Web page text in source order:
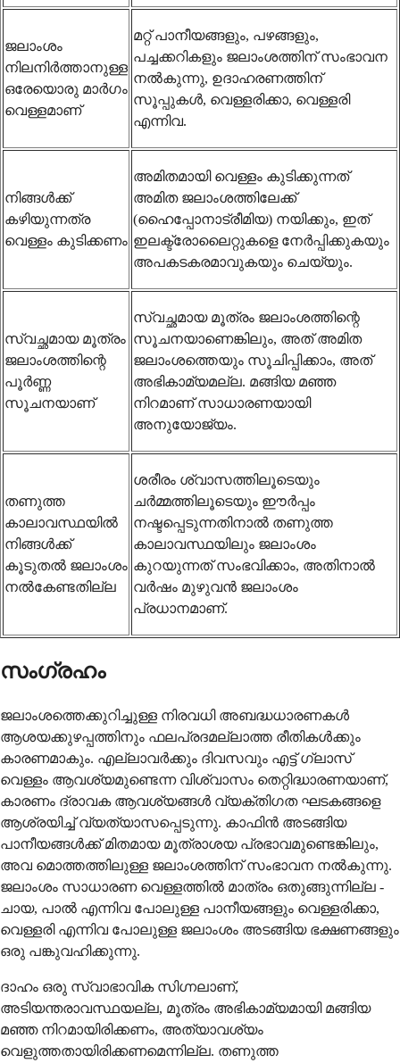
ജലാംശം
നിലനിർത്താനുള്ള
ഒരേയൊരു മാർഗം
വെള്ളമാണ്
മറ്റ് പാനീയങ്ങളും, പഴങ്ങളും,
പച്ചക്കറികളും ജലാംശത്തിന് സംഭാവന
നൽകുന്നു, ഉദാഹരണത്തിന്
സൂപ്പുകൾ, വെള്ളരിക്കാ, വെള്ളരി
എന്നിവ.
നിങ്ങൾക്ക്
കഴിയുന്നത്ര
വെള്ളം കുടിക്കണം
അമിതമായി വെള്ളം കുടിക്കുന്നത്
അമിത ജലാംശത്തിലേക്ക്
(ഹൈപ്പോനാട്രീമിയ) നയിക്കും, ഇത്
ഇലക്ട്രോലൈറ്റുകളെ നേർപ്പിക്കുകയും
അപകടകരമാവുകയും ചെയ്യും.
സ്വച്ഛമായ മൂത്രം
ജലാംശത്തിന്റെ
പൂർണ്ണ
സൂചനയാണ്
സ്വച്ഛമായ മൂത്രം ജലാംശത്തിന്റെ
സൂചനയാണെങ്കിലും, അത് അമിത
ജലാംശത്തെയും സൂചിപ്പിക്കാം, അത്
അഭികാമ്യമല്ല. മങ്ങിയ മഞ്ഞ
നിറമാണ് സാധാരണയായി
അനുയോജ്യം.
തണുത്ത
കാലാവസ്ഥയിൽ
നിങ്ങൾക്ക്
കൂടുതൽ ജലാംശം
നൽകേണ്ടതില്ല
ശരീരം ശ്വാസത്തിലൂടെയും
ചർമ്മത്തിലൂടെയും ഈർപ്പം
നഷ്ടപ്പെടുന്നതിനാൽ തണുത്ത
കാലാവസ്ഥയിലും ജലാംശം
കുറയുന്നത് സംഭവിക്കാം, അതിനാൽ
വർഷം മുഴുവൻ ജലാംശം
പ്രധാനമാണ്.
സംഗ്രഹം
ജലാംശത്തെക്കുറിച്ചുള്ള നിരവധി അബദ്ധധാരണകൾ
ആശയക്കുഴപ്പത്തിനും ഫലപ്രദമല്ലാത്ത രീതികൾക്കും
കാരണമാകും. എല്ലാവർക്കും ദിവസവും എട്ട് ഗ്ലാസ്
വെള്ളം ആവശ്യമുണ്ടെന്ന വിശ്വാസം തെറ്റിദ്ധാരണയാണ്,
കാരണം ദ്രാവക ആവശ്യങ്ങൾ വ്യക്തിഗത ഘടകങ്ങളെ
ആശ്രയിച്ച് വ്യത്യാസപ്പെടുന്നു. കാഫിൻ അടങ്ങിയ
പാനീയങ്ങൾക്ക് മിതമായ മൂത്രാശയ പ്രഭാവമുണ്ടെങ്കിലും,
അവ മൊത്തത്തിലുള്ള ജലാംശത്തിന് സംഭാവന നൽകുന്നു.
ജലാംശം സാധാരണ വെള്ളത്തിൽ മാത്രം ഒതുങ്ങുന്നില്ല -
ചായ, പാൽ എന്നിവ പോലുള്ള പാനീയങ്ങളും വെള്ളരിക്കാ,
വെള്ളരി എന്നിവ പോലുള്ള ജലാംശം അടങ്ങിയ ഭക്ഷണങ്ങളും
ഒരു പങ്കുവഹിക്കുന്നു.
ദാഹം ഒരു സ്വാഭാവിക സിഗ്നലാണ്,
അടിയന്തരാവസ്ഥയല്ല, മൂത്രം അഭികാമ്യമായി മങ്ങിയ
മഞ്ഞ നിറമായിരിക്കണം, അത്യാവശ്യം
വെളുത്തതായിരിക്കണമെന്നില്ല. തണുത്ത